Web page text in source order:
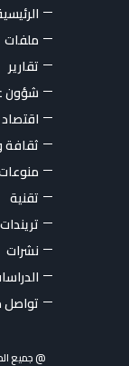
ملفات
تقارير
شؤون
اقتصاد
تقنية
تريندات
نشرات
تواصل
@ جميع